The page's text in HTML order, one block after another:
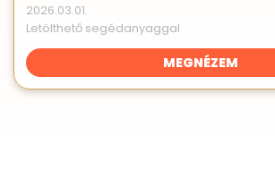
2026.03.01.
Letölthető segédanyaggal
MEGNÉZEM